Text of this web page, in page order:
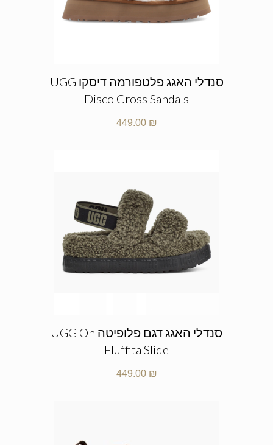
סנדלי האגג פלטפורמה דיסקו UGG
Disco Cross Sandals
449.00 ₪
סנדלי האגג דגם פלופיטה UGG Oh
Fluffita Slide
449.00 ₪